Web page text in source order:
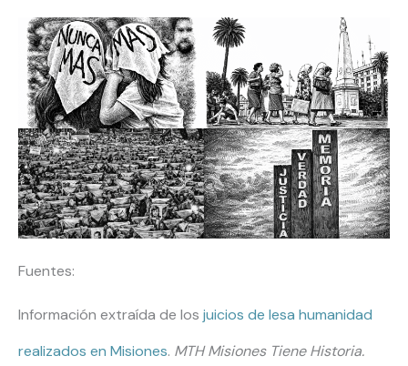
Fuentes:
Información extraída de los juicios de lesa humanidad
realizados en Misiones. MTH Misiones Tiene Historia.